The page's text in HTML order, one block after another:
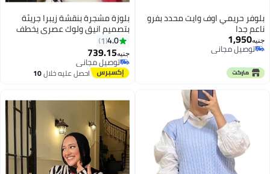
بلوفر حريمي اوف وايت محدد بفرو
ناعم جدا
جنيه1,950
توصيل مجاني
توصيل مجاني
بلوزة مشجرة بنقشة زيبرا جريئة
بتصميم انيق ولوك عصري يخطف
الأنظار ويمنحك إطلالة مليانة
وجاذبية كود 4501.1
4.0
1
جنيه739.15
توصيل مجاني
توصيل مجانياحصل عليه خلال10
اغسطس